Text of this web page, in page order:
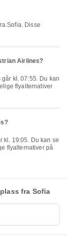
Sofia. Disse
Airlines?
flyalternativer
flyalternativer på
fra Sofia